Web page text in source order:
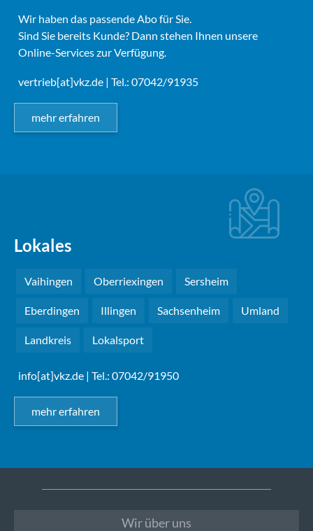
Wir haben das passende Abo für Sie.
Sind Sie bereits Kunde? Dann stehen Ihnen unsere
Online-Services zur Verfügung.
vertrieb[at]vkz.de | Tel.: 07042/91935
mehr erfahren
Lokales
Vaihingen Oberriexingen Sersheim
Eberdingen Illingen Sachsenheim Umland
Landkreis Lokalsport
info[at]vkz.de | Tel.: 07042/91950
mehr erfahren
Wir über uns